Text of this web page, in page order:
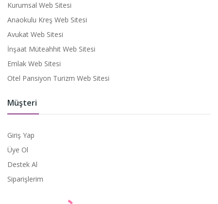
Kurumsal Web Sitesi
Anaokulu Kreş Web Sitesi
Avukat Web Sitesi
İnşaat Müteahhit Web Sitesi
Emlak Web Sitesi
Otel Pansiyon Turizm Web Sitesi
Müşteri
Giriş Yap
Üye Ol
Destek Al
Siparişlerim